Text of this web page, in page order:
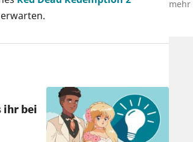
ihr bei
mehr